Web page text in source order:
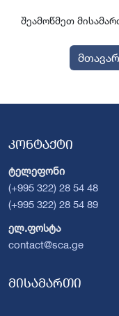
შეამოწმეთ
კონტაქტი
ტელეფონი
(+995 322) 28 54 48
(+995 322) 28 54 89
ელ.ფოსტა
contact@sca.ge
მისამართი